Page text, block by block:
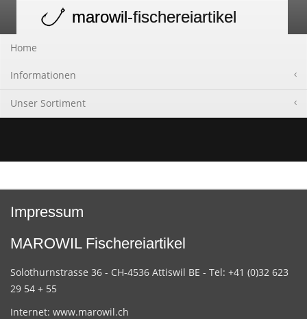
navigation
marowil-fischereiartikel
Home
Informationen
Unser Sortiment
Impressum
MAROWIL Fischereiartikel
Solothurnstrasse 36 - CH-4536 Attiswil BE - Tel: +41 (0)32 623
29 54 + 55
Internet: www.marowil.ch